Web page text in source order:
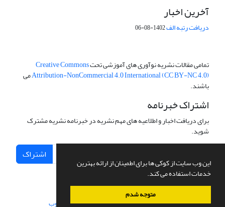
این وب سایت از کوکی ها برای اطمینان از ارائه بهترین
خدمات استفاده می کند.
متوجه شدم
آخرین اخبار
دریافت رتبه الف1402-08-06
تمامی مقالات نشریه نوآوری های آموزشی تحتCreative Commons
Attribution-NonCommercial 4.0 International (CC BY-NC 4.0)می
باشند.
اشتراک خبرنامه
برای دریافت اخبار و اطلاعیه های مهم نشریه در خبرنامه نشریه مشترک
شوید.
اشتراک
سامانه مدیریت نشریات علمی.طراحی و پیاده سازی از سیناوب